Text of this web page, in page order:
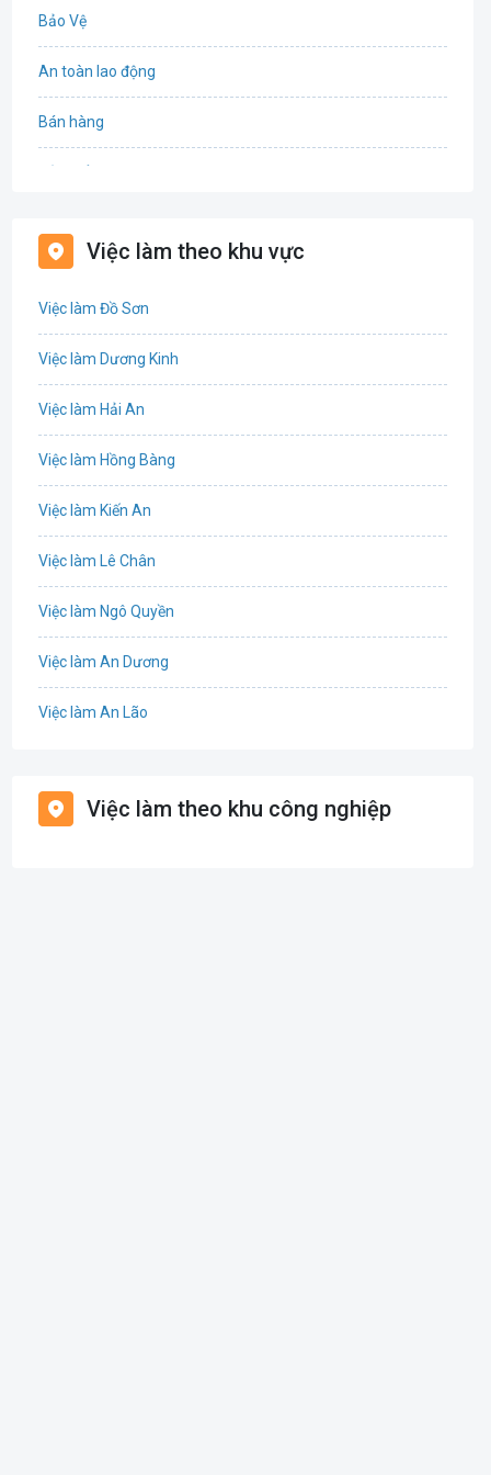
Bảo Vệ
An toàn lao động
Bán hàng
Biên phiên dịch
Văn Phòng
Việc làm theo khu vực
Việc làm Đồ Sơn
Việc làm Dương Kinh
Việc làm Hải An
Việc làm Hồng Bàng
Việc làm Kiến An
Việc làm Lê Chân
Việc làm Ngô Quyền
Việc làm An Dương
Việc làm An Lão
Việc làm Cát Hải
Việc làm theo khu công nghiệp